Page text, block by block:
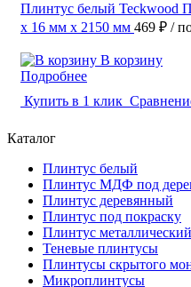
Плинтус белый Teckwood
х 16 мм х 2150 мм 469 ₽ /
В корзину
Подробнее
Купить в 1 клик
Каталог
Плинтус белый
Плинтус МДФ под
Плинтус деревянный
Плинтус под покраску
Плинтус металлический
Теневые плинтусы
Плинтусы скрытого
Микроплинтусы